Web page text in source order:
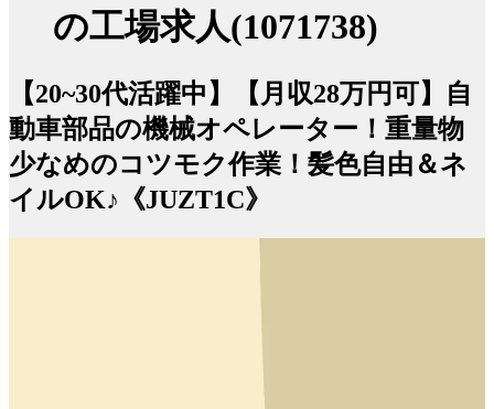
の工場求人(1071738)
【20~30代活躍中】【月収28万円可】自
動車部品の機械オペレーター！重量物
少なめのコツモク作業！髪色自由＆ネ
イルOK♪《JUZT1C》